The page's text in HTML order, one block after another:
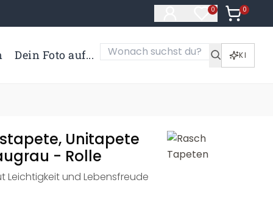
0
Artikel im
0
Artikel
Dein Foto auf... KI
Unitapete
- Rolle
Leichtigkeit und Lebensfreude